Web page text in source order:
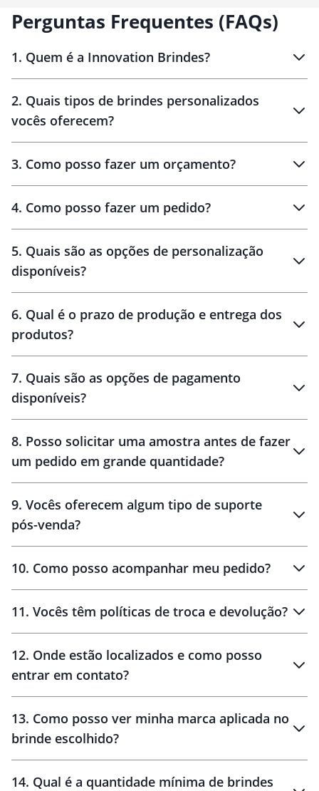
Perguntas Frequentes (FAQs)
1. Quem é a Innovation Brindes?
Brindes personalizados
2. Quais tipos de brindes personalizados
vocês oferecem?
personalizados
3. Como posso fazer um orçamento?
brinde
personalização
4. Como posso fazer um pedido?
amostra virtual
5. Quais são as opções de personalização
disponíveis?
6. Qual é o prazo de produção e entrega dos
produtos?
10 dias
brinde
48 horas
7. Quais são as opções de pagamento
disponíveis?
8. Posso solicitar uma amostra antes de fazer
um pedido em grande quantidade?
amostras
9. Vocês oferecem algum tipo de suporte
pós-venda?
10. Como posso acompanhar meu pedido?
11. Vocês têm políticas de troca e devolução?
30 dias
12. Onde estão localizados e como posso
entrar em contato?
13. Como posso ver minha marca aplicada no
brinde escolhido?
14. Qual é a quantidade mínima de brindes